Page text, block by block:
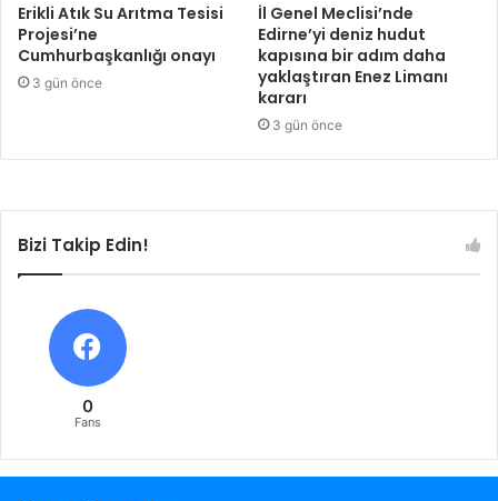
Erikli Atık Su Arıtma Tesisi
Projesi’ne
Cumhurbaşkanlığı onayı
3 gün önce
İl Genel Meclisi’nde
Edirne’yi deniz hudut
kapısına bir adım daha
yaklaştıran Enez Limanı
kararı
3 gün önce
Bizi Takip Edin!
0
Fans